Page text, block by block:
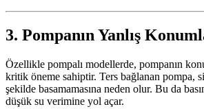
3. Pompanın Yanlış
Özellikle pompalı modellerde, pompanın
kritik öneme sahiptir. Ters bağlanan pompa,
şekilde basamamasına neden olur. Bu da
düşük su verimine yol açar.